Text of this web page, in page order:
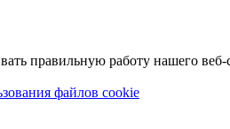
правильную работу нашего веб-
файлов cookie